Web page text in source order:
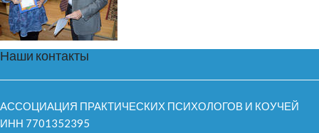
Наши контакты
АССОЦИАЦИЯ ПРАКТИЧЕСКИХ ПСИХОЛОГОВ И КОУЧЕЙ
ИНН 7701352395